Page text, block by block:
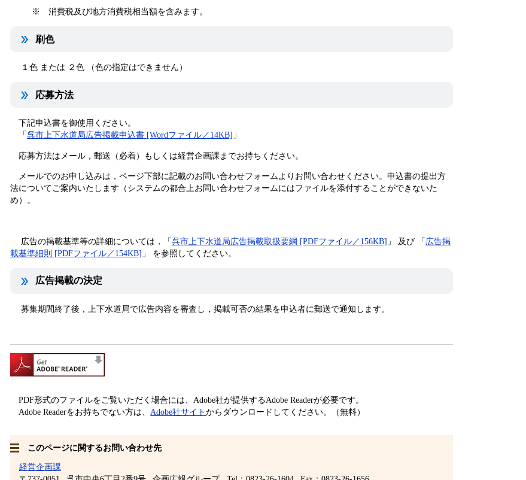
※ 消費税及び地方消費税相当額を含みます。
刷色
１色 または ２色 （色の指定はできません）
応募方法
下記申込書を御使用ください。
「呉市上下水道局広告掲載申込書 [Wordファイル／14KB] 」
応募方法はメール，郵送（必着）もしくは経営企画課までお持ちください。
メールでのお申し込みは，ページ下部に記載のお問い合わせフォームよりお問い合わせください。申込書の提出方
法についてご案内いたします（システムの都合上お問い合わせフォームにはファイルを添付することができないた
め）。
広告の掲載基準等の詳細については，「呉市上下水道局広告掲載取扱要綱 [PDFファイル／156KB] 」 及び 「広告掲
載基準細則 [PDFファイル／154KB] 」 を参照してください。
広告掲載の決定
募集期間終了後，上下水道局で広告内容を審査し，掲載可否の結果を申込者に郵送で通知します。
PDF形式のファイルをご覧いただく場合には、Adobe社が提供するAdobe Readerが必要です。
Adobe Readerをお持ちでない方は、 Adobe社サイトからダウンロードしてください。（無料）
このページに関するお問い合わせ先
経営企画課